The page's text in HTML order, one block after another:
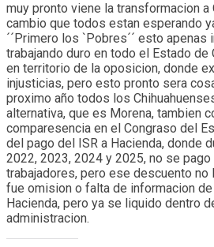
muy pronto viene la transformacion a
cambio que todos estan esperando
´´Primero los `Pobres´´ esto
trabajando duro en todo el Estado de
en territorio de la oposicion, donde
injusticias, pero esto pronto sera
proximo año todos los
alternativa, que es Morena, tambien
comparesencia en el Congraso del
del pago del ISR a Hacienda, donde
2022, 2023, 2024 y 2025, no se
trabajadores, pero ese descuento
fue omision o falta de informacion
Hacienda, pero ya se liquido dentro
administracion.